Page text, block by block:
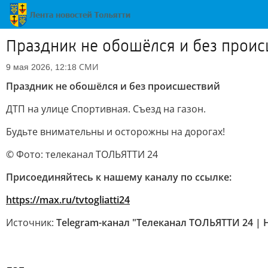
Праздник не обошёлся и без
9 мая 2026, 12:18 СМИ
Праздник не обошёлся и без происшествий
ДТП на улице Спортивная. Съезд на газон.
Будьте внимательны и осторожны на дорогах!
© Фото: телеканал ТОЛЬЯТТИ 24
Присоединяйтесь к нашему каналу по ссылке:
https://max.ru/tvtogliatti24
Источник: Telegram-канал "Телеканал ТОЛЬЯТТИ 24 |